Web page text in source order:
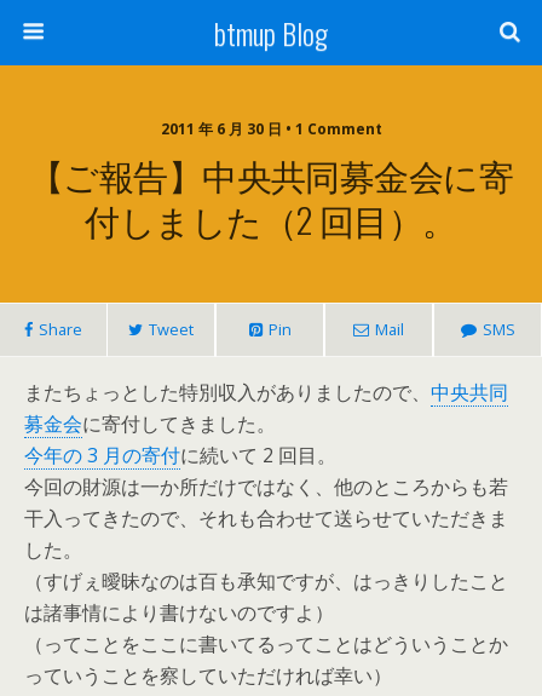
btmup Blog
2011 年 6 月 30 日 • 1 Comment
【ご報告】中央共同募金会に寄
付しました（2 回目）。
Share Tweet Pin Mail SMS
またちょっとした特別収入がありましたので、 中央共同
募金会に寄付してきました。
今年の 3 月の寄付に続いて 2 回目。
今回の財源は一か所だけではなく、他のところからも若
干入ってきたので、それも合わせて送らせていただきま
した。
（すげぇ曖昧なのは百も承知ですが、はっきりしたこと
は諸事情により書けないのですよ）
（ってことをここに書いてるってことはどういうことか
っていうことを察していただければ幸い）